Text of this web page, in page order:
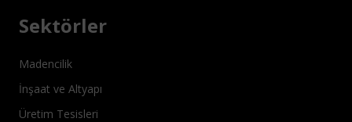
Sektörler
Madencilik
İnşaat ve Altyapı
Üretim Tesisleri